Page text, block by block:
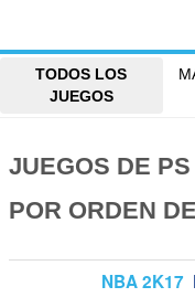
TODOS LOS
JUEGOS
JUEGOS DE
POR ORDEN
NBA 2K17